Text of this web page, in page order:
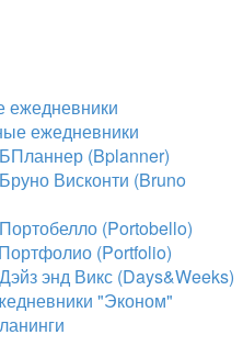
ежедневники
ежедневники
(Bplanner)
Висконти (Bruno
(Portobello)
(Portfolio)
энд Викс (Days&Weeks)
"Эконом"